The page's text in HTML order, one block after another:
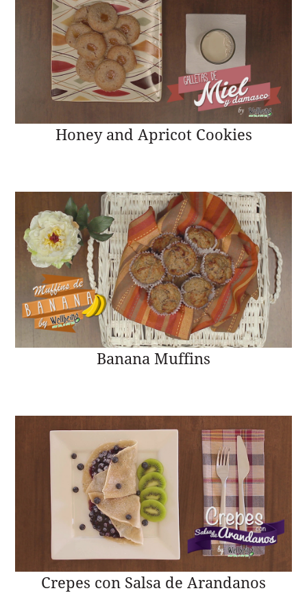
Honey and Apricot Cookies
Banana Muffins
Crepes con Salsa de Arandanos